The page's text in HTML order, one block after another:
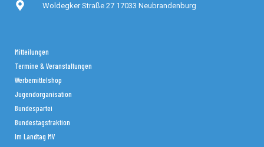
Woldegker Straße 27 17033 Neubrandenburg
Mitteilungen
Termine & Veranstaltungen
Werbemittelshop
Jugendorganisation
Bundespartei
Bundestagsfraktion
Im Landtag MV